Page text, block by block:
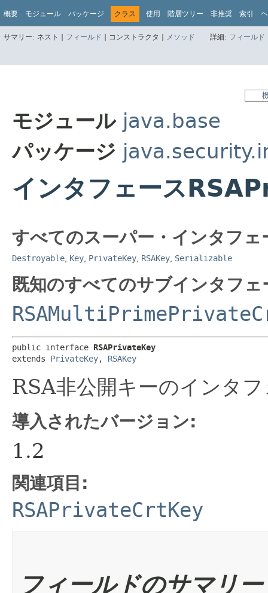
概要 モジュール パッケージ クラス 使用 階層ツリー 非推奨 索引
サマリー: ネスト | フィールド | コンストラクタ | メソッド 詳細: フィールド
モジュール java.base
パッケージ
インタフェース
すべてのスーパー・インタフェ
Destroyable Key PrivateKey RSAKey Serializable
既知のすべてのサブインタフ
public interface RSAPrivateKey
extends PrivateKey, RSAKey
RSA非公開キーのインタ
導入されたバージョン:
1.2
関連項目:
RSAPrivateCrtKey
フィールドのサマリー